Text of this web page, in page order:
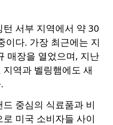
서부 지역에서 약 30
이다. 가장 최근에는 지
매장을 열었으며, 지난
역과 벨링햄에도 새
중심의 식료품과 비
미국 소비자들 사이